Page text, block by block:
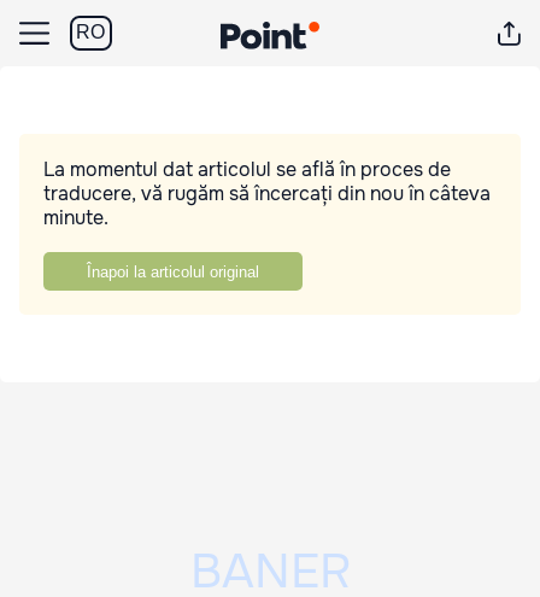
RO
La momentul dat articolul se află în proces de
traducere, vă rugăm să încercați din nou în câteva
minute.
Înapoi la articolul original